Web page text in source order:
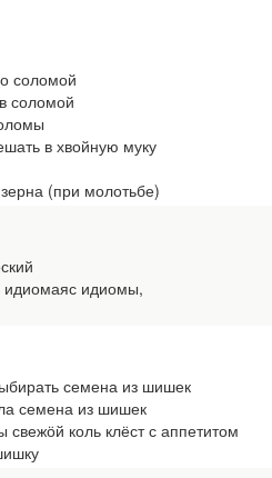
соломой
соломой
в хвойную муку
(при молотьбе)
идиомаяс идиомы,
семена из шишек
семена из шишек
коль клёст с аппетитом